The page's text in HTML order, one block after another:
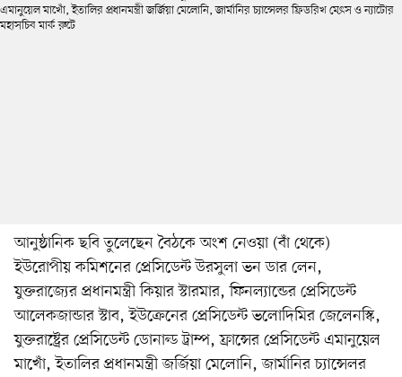
আনুষ্ঠানিক ছবি তুলেছেন বৈঠকে অংশ নেওয়া (বাঁ থেকে)
ইউরোপীয় কমিশনের প্রেসিডেন্ট উরসুলা ভন ডার লেন,
যুক্তরাজ্যের প্রধানমন্ত্রী কিয়ার স্টারমার, ফিনল্যান্ডের প্রেসিডেন্ট
আলেকজান্ডার স্টাব, ইউক্রেনের প্রেসিডেন্ট ভলোদিমির জেলেনস্কি,
যুক্তরাষ্ট্রের প্রেসিডেন্ট ডোনাল্ড ট্রাম্প, ফ্রান্সের প্রেসিডেন্ট এমানুয়েল
মাখোঁ, ইতালির প্রধানমন্ত্রী জর্জিয়া মেলোনি, জার্মানির চ্যান্সেলর